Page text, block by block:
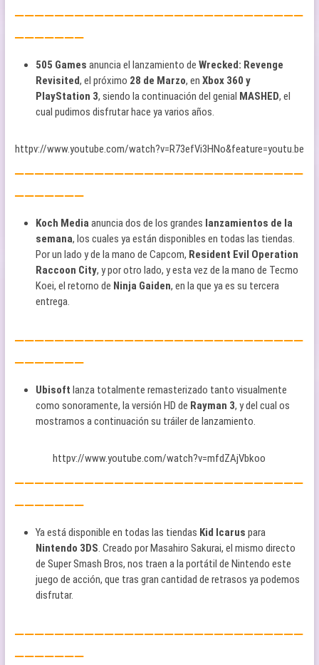
—————————————————————————————
———————
505 Games anuncia el lanzamiento de Wrecked: Revenge
Revisited, el próximo 28 de Marzo, en Xbox 360 y
PlayStation 3, siendo la continuación del genial MASHED, el
cual pudimos disfrutar hace ya varios años.
httpv://www.youtube.com/watch?v=R73efVi3HNo&feature=youtu.be
—————————————————————————————
———————
Koch Media anuncia dos de los grandes lanzamientos de la
semana, los cuales ya están disponibles en todas las tiendas.
Por un lado y de la mano de Capcom, Resident Evil Operation
Raccoon City, y por otro lado, y esta vez de la mano de Tecmo
Koei, el retorno de Ninja Gaiden, en la que ya es su tercera
entrega.
—————————————————————————————
———————
Ubisoft lanza totalmente remasterizado tanto visualmente
como sonoramente, la versión HD de Rayman 3, y del cual os
mostramos a continuación su tráiler de lanzamiento.
httpv://www.youtube.com/watch?v=mfdZAjVbkoo
—————————————————————————————
———————
Ya está disponible en todas las tiendas Kid Icarus para
Nintendo 3DS . Creado por Masahiro Sakurai, el mismo directo
de Super Smash Bros, nos traen a la portátil de Nintendo este
juego de acción, que tras gran cantidad de retrasos ya podemos
disfrutar.
—————————————————————————————
———————